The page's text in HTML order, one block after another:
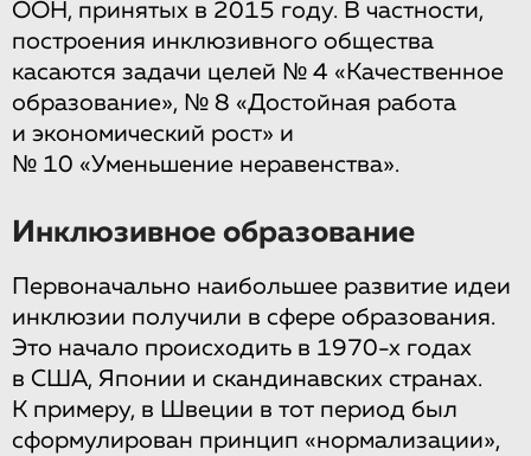
ООН, принятых в 2015 году. В частности,
построения инклюзивного общества
касаются задачи целей № 4 «Качественное
образование», № 8 «Достойная работа
и экономический рост» и
№ 10 «Уменьшение неравенства».
Инклюзивное образование
Первоначально наибольшее развитие идеи
инклюзии получили в сфере образования.
Это начало происходить в 1970-х годах
в США, Японии и скандинавских странах.
К примеру, в Швеции в тот период был
сформулирован принцип «нормализации»,